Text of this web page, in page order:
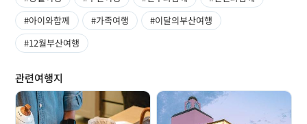
#아이와함께
#가족여행
#이달의부산여행
#12월부산여행
관련여행지